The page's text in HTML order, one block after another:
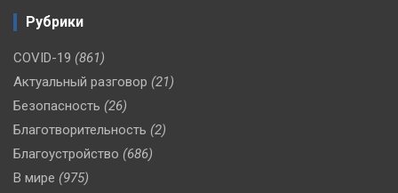
Рубрики
COVID-19 (861)
Актуальный разговор (21)
Безопасность (26)
Благотворительность (2)
Благоустройство (686)
В мире (975)